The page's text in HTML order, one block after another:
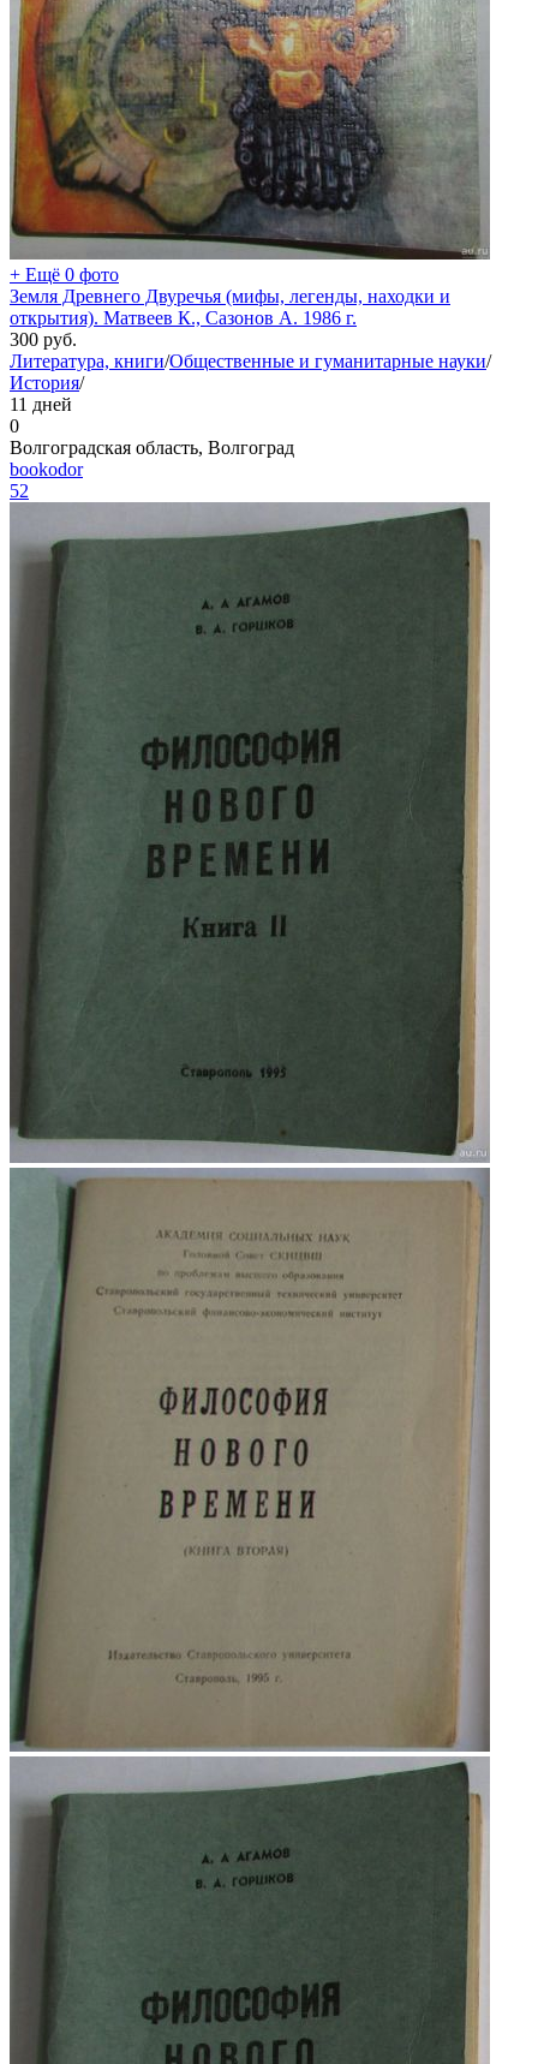
+ Ещё 0 фото
Земля Древнего Двуречья (мифы, легенды, находки и
открытия). Матвеев К., Сазонов А. 1986 г.
300 руб.
Литература, книги/Общественные и гуманитарные науки/
История/
11 дней
0
Волгоградская область, Волгоград
bookodor
52